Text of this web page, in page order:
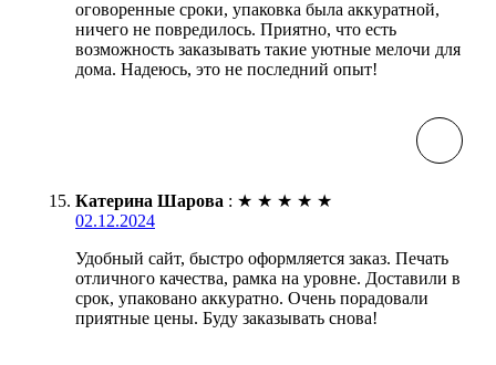
оговоренные сроки, упаковка была аккуратной,
ничего не повредилось. Приятно, что есть
возможность заказывать такие уютные мелочи для
дома. Надеюсь, это не последний опыт!
Катерина Шарова : ★ ★ ★ ★ ★
02.12.2024
Удобный сайт, быстро оформляется заказ. Печать
отличного качества, рамка на уровне. Доставили в
срок, упаковано аккуратно. Очень порадовали
приятные цены. Буду заказывать снова!